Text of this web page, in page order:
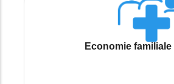
Economie familiale